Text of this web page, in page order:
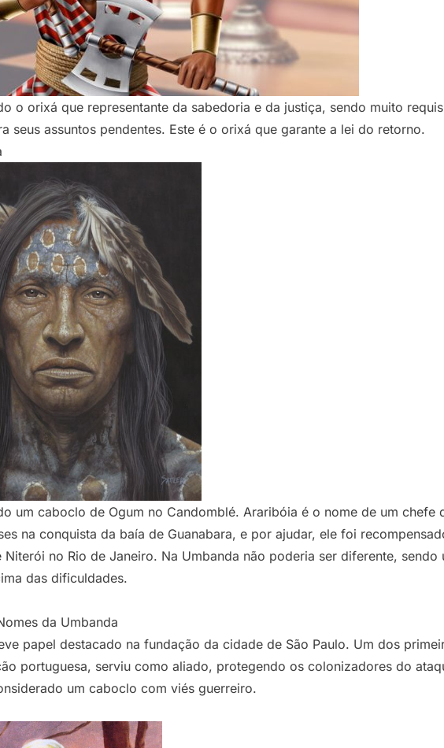
o orixá que representante da sabedoria e da justiça, sendo muito
seus assuntos pendentes. Este é o orixá que garante a lei do retorno.
um caboclo de Ogum no Candomblé. Araribóia é o nome de um chefe
na conquista da baía de Guanabara, e por ajudar, ele foi
Niterói no Rio de Janeiro. Na Umbanda não poderia ser diferente,
das dificuldades.
papel destacado na fundação da cidade de São Paulo. Um dos
portuguesa, serviu como aliado, protegendo os colonizadores do
um caboclo com viés guerreiro.